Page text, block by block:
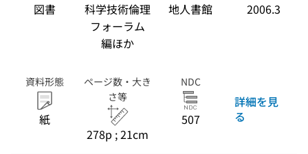
図書
科学技術倫理
フォーラム
編ほか
地人書館 2006.3
資料形態
紙
ページ数・大き
さ等
278p ; 21cm
NDC
507
詳細を見
る